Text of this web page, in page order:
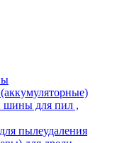
для пил ,
пылеудаления